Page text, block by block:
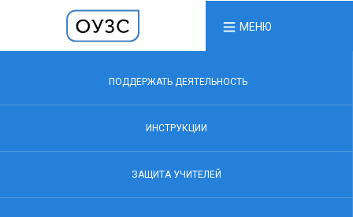
МЕНЮ
ПОДДЕРЖАТЬ ДЕЯТЕЛЬНОСТЬ
ИНСТРУКЦИИ
ЗАЩИТА УЧИТЕЛЕЙ